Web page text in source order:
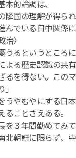
本的論調は、
隣国の理解が得ら
んでいる日中関係
治〉
うるというところに
よる歴史認識の共有
るを得ない。この
」
うやむやにする日
ることさえある。
を３年間勤めてみて
北朝鮮に限らず、中